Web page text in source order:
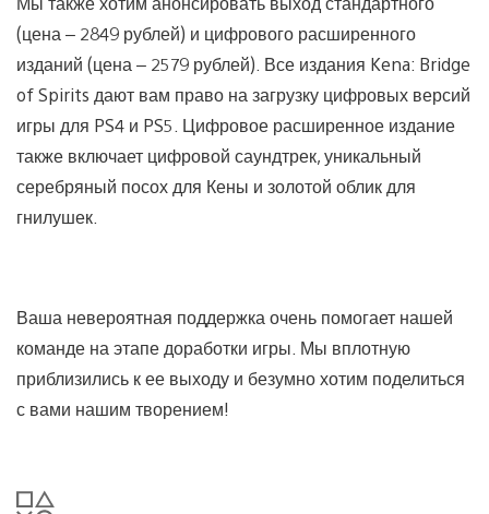
(цена – 2849 рублей) и цифрового расширенного
изданий (цена – 2579 рублей). Все издания Kena: Bridge
of Spirits дают вам право на загрузку цифровых версий
игры для PS4 и PS5. Цифровое расширенное издание
также включает цифровой саундтрек, уникальный
серебряный посох для Кены и золотой облик для
гнилушек.
Ваша невероятная поддержка очень помогает нашей
команде на этапе доработки игры. Мы вплотную
приблизились к ее выходу и безумно хотим поделиться
с вами нашим творением!